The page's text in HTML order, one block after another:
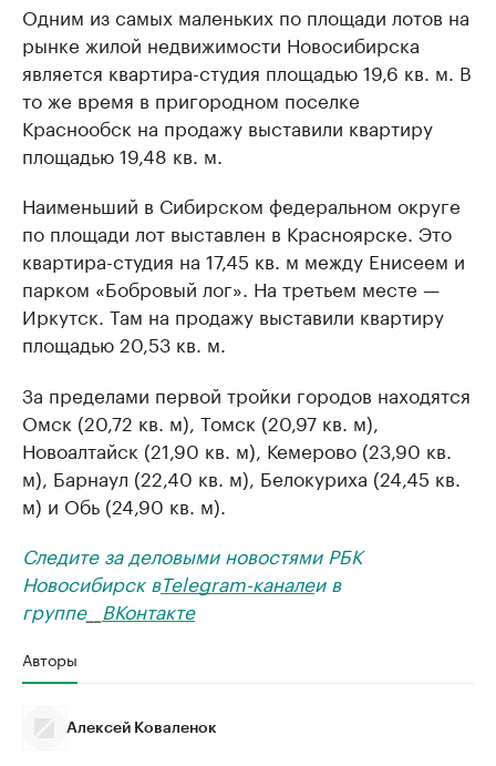
Одним из самых маленьких по площади лотов на
рынке жилой недвижимости Новосибирска
является квартира-студия площадью 19,6 кв. м. В
то же время в пригородном поселке
Краснообск на продажу выставили квартиру
площадью 19,48 кв. м.
Наименьший в Сибирском федеральном округе
по площади лот выставлен в Красноярске. Это
квартира-студия на 17,45 кв. м между Енисеем и
парком «Бобровый лог». На третьем месте —
Иркутск. Там на продажу выставили квартиру
площадью 20,53 кв. м.
За пределами первой тройки городов находятся
Омск (20,72 кв. м), Томск (20,97 кв. м),
Новоалтайск (21,90 кв. м), Кемерово (23,90 кв.
м), Барнаул (22,40 кв. м), Белокуриха (24,45 кв.
м) и Обь (24,90 кв. м).
Следите за деловыми новостями РБК
Новосибирск вTelegram-каналеи в
группе__ ВКонтакте
Авторы
Алексей Коваленок